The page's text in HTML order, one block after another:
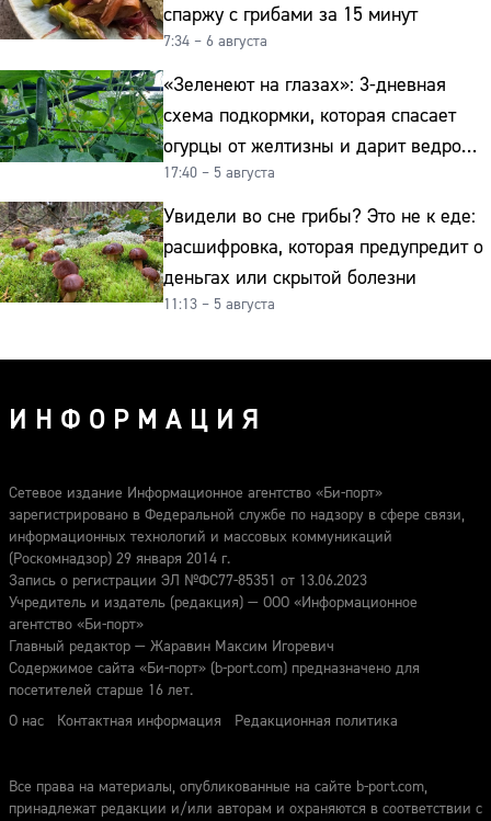
спаржу с грибами за 15 минут
7:34 – 6 августа
«Зеленеют на глазах»: 3-дневная
схема подкормки, которая спасает
огурцы от желтизны и дарит ведро
урожая
17:40 – 5 августа
Увидели во сне грибы? Это не к еде:
расшифровка, которая предупредит о
деньгах или скрытой болезни
11:13 – 5 августа
ИНФОРМАЦИЯ
Сетевое издание Информационное агентство «Би-порт»
зарегистрировано в Федеральной службе по надзору в сфере связи,
информационных технологий и массовых коммуникаций
(Роскомнадзор) 29 января 2014 г.
Запись о регистрации ЭЛ №ФС77-85351 от 13.06.2023
Учредитель и издатель (редакция) — ООО «Информационное
агентство «Би-порт»
Главный редактор — Жаравин Максим Игоревич
Содержимое сайта «Би-порт» (b-port.com) предназначено для
посетителей старше 16 лет.
О нас
Контактная информация Редакционная политика
Все права на материалы, опубликованные на сайте b-port.com,
принадлежат редакции и/или авторам и охраняются в соответствии с